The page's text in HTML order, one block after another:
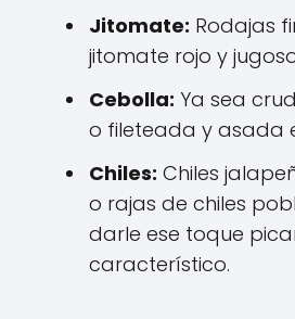
Jitomate: Rodajas
jitomate rojo y
Cebolla: Ya sea
o fileteada y asada
Chiles: Chiles
o rajas de chiles
darle ese toque
característico.